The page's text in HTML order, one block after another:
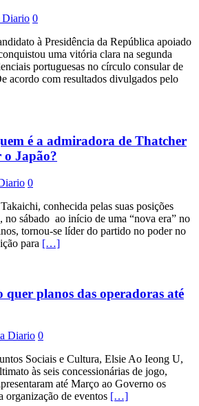
Diario 0
à Presidência da República apoiado
uma vitória clara na segunda
portuguesas no círculo consular de
acordo com resultados divulgados pelo
é a admiradora de Thatcher
o Japão?
0
conhecida pelas suas posições
no sábado ao início de uma “nova era” no
tornou-se líder do partido no poder no
para […]
quer planos das operadoras até
Diario 0
Sociais e Cultura, Elsie Ao Ieong U,
às seis concessionárias de jogo,
até Março ao Governo os
organização de eventos […]